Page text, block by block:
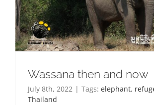
Wassana then and now
July 8th, 2022 | Tags: elephant,
Thailand